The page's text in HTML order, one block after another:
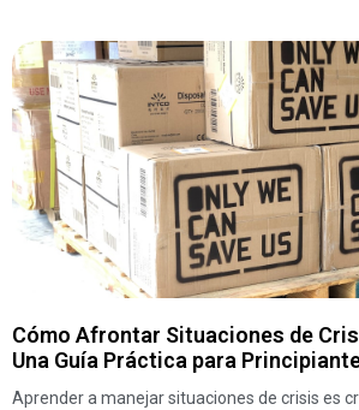
Cómo Afrontar Situaciones de
Una Guía Práctica para
Aprender a manejar situaciones de crisis es